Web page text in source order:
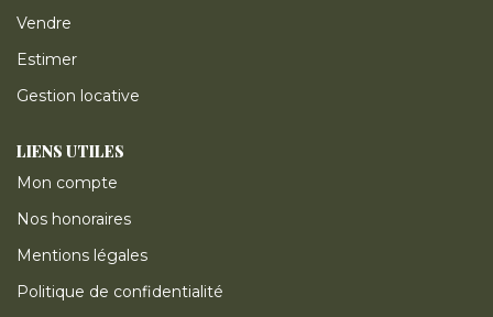
Vendre
Estimer
Gestion locative
LIENS UTILES
Mon compte
Nos honoraires
Mentions légales
Politique de confidentialité